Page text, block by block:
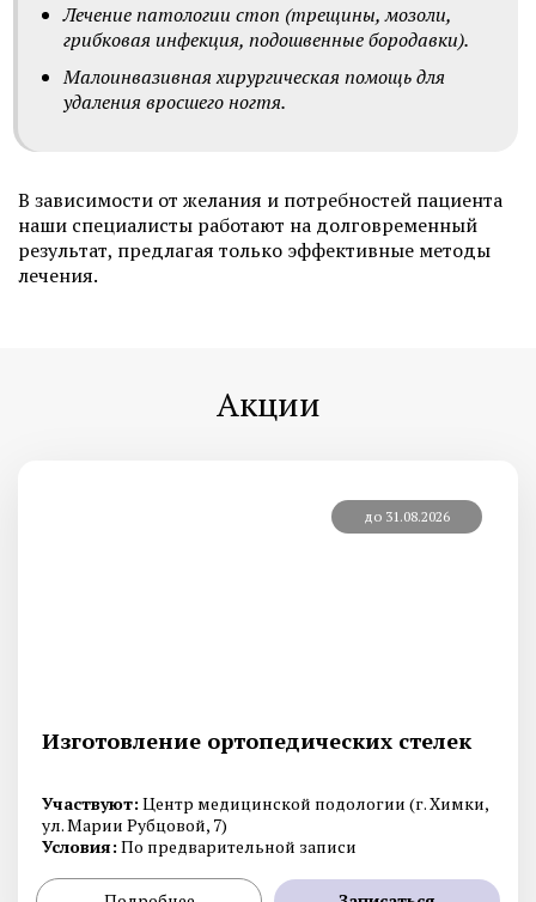
Лечение патологии стоп (трещины, мозоли,
грибковая инфекция, подошвенные бородавки).
Малоинвазивная хирургическая помощь для
удаления вросшего ногтя.
В зависимости от желания и потребностей пациента
наши специалисты работают на долговременный
результат, предлагая только эффективные методы
лечения.
Акции
до 31.08.2026
Изготовление ортопедических стелек
Участвуют: Центр медицинской подологии (г. Химки,
ул. Марии Рубцовой, 7)
Условия: По предварительной записи